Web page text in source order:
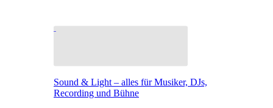
Sound & Light – alles für Musiker, DJs,
Recording und Bühne